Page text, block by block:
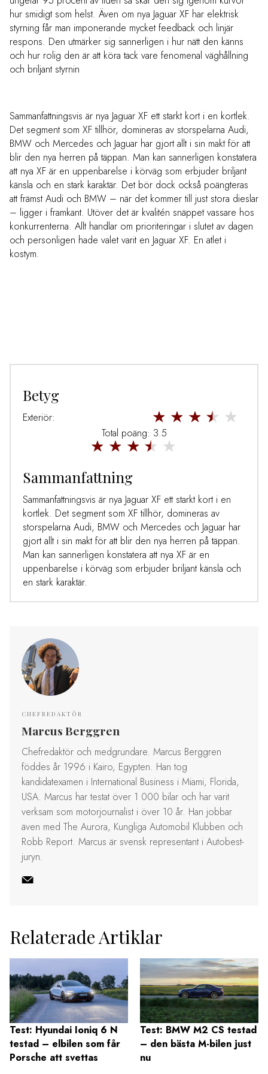
hur smidigt som helst. Även om nya Jaguar XF har elektrisk
styrning får man imponerande mycket feedback och linjär
respons. Den utmärker sig sannerligen i hur nätt den känns
och hur rolig den är att köra tack vare fenomenal väghållning
och briljant styrnin
Sammanfattningsvis är nya Jaguar XF ett starkt kort i en kortlek.
Det segment som XF tillhör, domineras av storspelarna Audi,
BMW och Mercedes och Jaguar har gjort allt i sin makt för att
blir den nya herren på täppan. Man kan sannerligen konstatera
att nya XF är en uppenbarelse i körväg som erbjuder briljant
känsla och en stark karaktär. Det bör dock också poängteras
att främst Audi och BMW – när det kommer till just stora dieslar
– ligger i framkant. Utöver det är kvalitén snäppet vassare hos
konkurrenterna. Allt handlar om prioriteringar i slutet av dagen
och personligen hade valet varit en Jaguar XF. En atlet i
kostym.
Betyg
Exteriör:
Total poäng: 3.5
Sammanfattning
Sammanfattningsvis är nya Jaguar XF ett starkt kort i en
kortlek. Det segment som XF tillhör, domineras av
storspelarna Audi, BMW och Mercedes och Jaguar har
gjort allt i sin makt för att blir den nya herren på täppan.
Man kan sannerligen konstatera att nya XF är en
uppenbarelse i körväg som erbjuder briljant känsla och
en stark karaktär.
CHEFREDAKTÖR
Marcus Berggren
Chefredaktör och medgrundare. Marcus Berggren
föddes år 1996 i Kairo, Egypten. Han tog
kandidatexamen i International Business i Miami, Florida,
USA. Marcus har testat över 1 000 bilar och har varit
verksam som motorjournalist i över 10 år. Han jobbar
även med The Aurora, Kungliga Automobil Klubben och
Robb Report. Marcus är svensk representant i Autobest-
juryn.
Relaterade Artiklar
Test: Hyundai Ioniq 6 N
testad – elbilen som får
Porsche att svettas
Test: BMW M2 CS testad
– den bästa M-bilen just
nu